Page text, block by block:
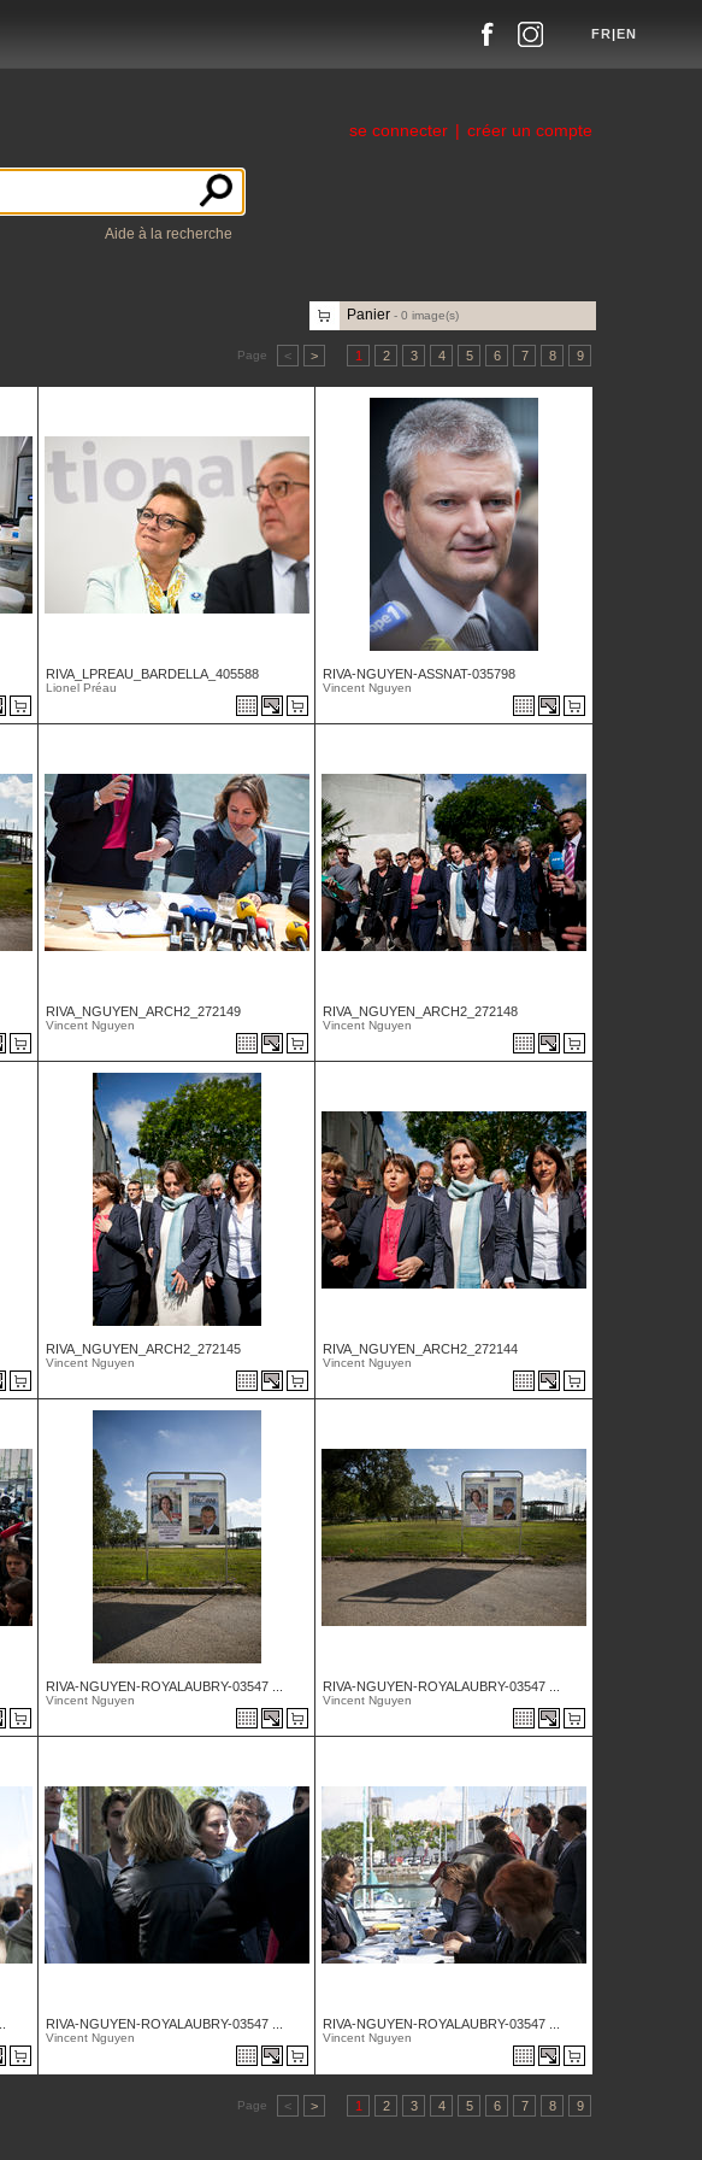
FR|EN
se connecter | créer un compte
Aide à la recherche
Panier - 0 image(s)
Page < > 1 2 3 4 5 6 7 8 9
RIVA_LPREAU_BARDELLA_405588
Lionel Préau
RIVA-NGUYEN-ASSNAT-035798
Vincent Nguyen
RIVA_NGUYEN_ARCH2_272149
Vincent Nguyen
RIVA_NGUYEN_ARCH2_272148
Vincent Nguyen
RIVA_NGUYEN_ARCH2_272145
Vincent Nguyen
RIVA_NGUYEN_ARCH2_272144
Vincent Nguyen
RIVA-NGUYEN-ROYALAUBRY-03547 ...
Vincent Nguyen
RIVA-NGUYEN-ROYALAUBRY-03547 ...
Vincent Nguyen
RIVA-NGUYEN-ROYALAUBRY-03547 ...
Vincent Nguyen
RIVA-NGUYEN-ROYALAUBRY-03547 ...
Vincent Nguyen
Page < > 1 2 3 4 5 6 7 8 9